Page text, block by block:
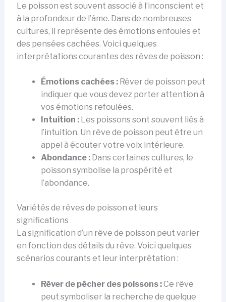
Le poisson est souvent associé à l’inconscient et
à la profondeur de l’âme. Dans de nombreuses
cultures, il représente des émotions enfouies et
des pensées cachées. Voici quelques
interprétations courantes des rêves de poisson :
Émotions cachées :Rêver de poisson peut
indiquer que vous devez porter attention à
vos émotions refoulées.
Intuition :Les poissons sont souvent liés à
l’intuition. Un rêve de poisson peut être un
appel à écouter votre voix intérieure.
Abondance :Dans certaines cultures, le
poisson symbolise la prospérité et
l’abondance.
Variétés de rêves de poisson et leurs
significations
La signification d’un rêve de poisson peut varier
en fonction des détails du rêve. Voici quelques
scénarios courants et leur interprétation :
Rêver de pêcher des poissons :Ce rêve
peut symboliser la recherche de quelque